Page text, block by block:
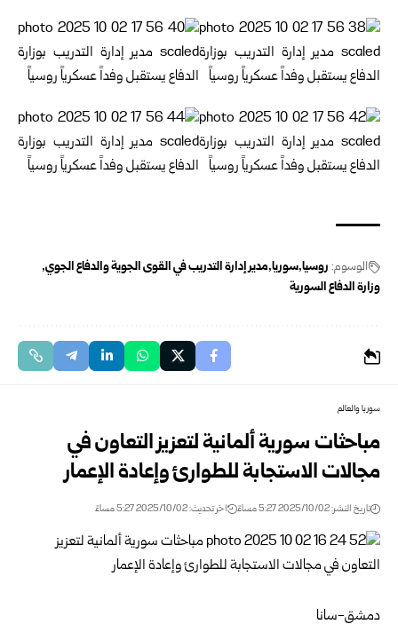
الوسوم: روسيا سوريا مدير إدارة التدريب في القوى الجوية والدفاع الجوي
وزارة الدفاع السورية
سوريا والعالم
مباحثات سورية ألمانية لتعزيز التعاون في
مجالات الاستجابة للطوارئ وإعادة الإعمار
تاريخ النشر: 2025/10/02 5:27 مساءً اخر تحديث: 2025/10/02 5:27 مساءً
دمشق-سانا